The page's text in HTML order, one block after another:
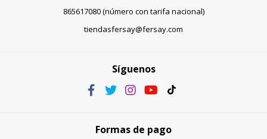
865617080 (número con tarifa nacional)
tiendasfersay@fersay.com
Síguenos
Formas de pago